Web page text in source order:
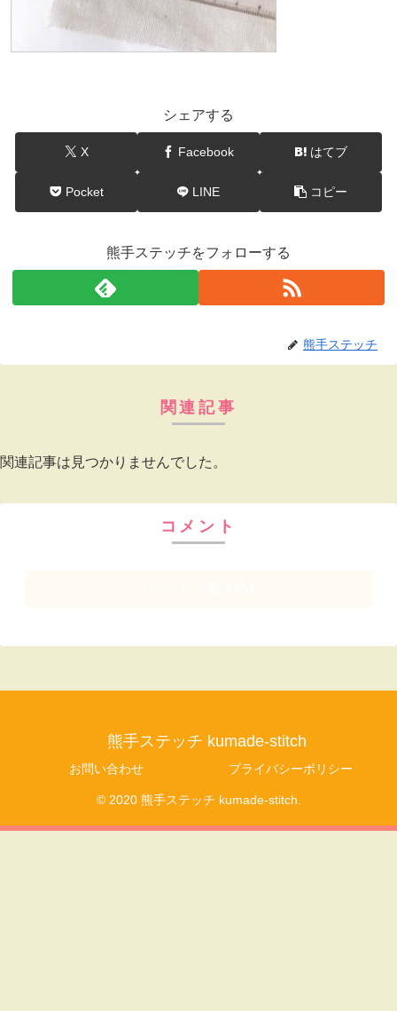
シェアする
X Facebook はてブ
Pocket LINE コピー
熊手ステッチをフォローする
熊手ステッチ
関連記事
関連記事は見つかりませんでした。
コメント
熊手ステッチ kumade-stitch
お問い合わせ プライバシーポリシー
© 2020 熊手ステッチ kumade-stitch.